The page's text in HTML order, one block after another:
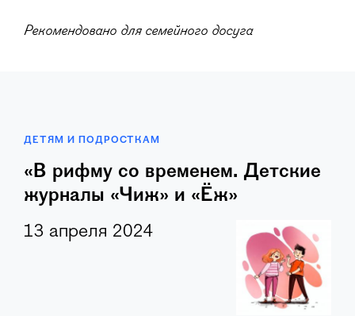
Рекомендовано для семейного досуга
ДЕТЯМ И ПОДРОСТКАМ
«В рифму со временем. Детские
журналы «Чиж» и «Ёж»
13 апреля 2024